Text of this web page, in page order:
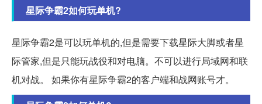
星际争霸2如何玩单机?
星际争霸2是可以玩单机的,但是需要下载星际大脚或者星
际管家,但是只能玩战役和对电脑。不可以进行局域网和联
机对战。 如果你有星际争霸2的客户端和战网账号才。